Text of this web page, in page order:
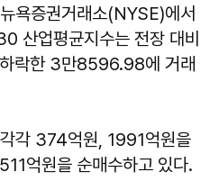
욕증권거래소(NYSE)에서
산업평균지수는 전장 대비
락한 3만8596.98에 거래
각 374억원, 1991억원을
억원을 순매수하고 있다.